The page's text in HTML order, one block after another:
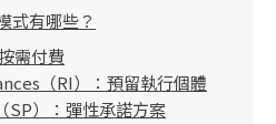
式有哪些？
需付費
（RI）：預留執行個體
SP）：彈性承諾方案